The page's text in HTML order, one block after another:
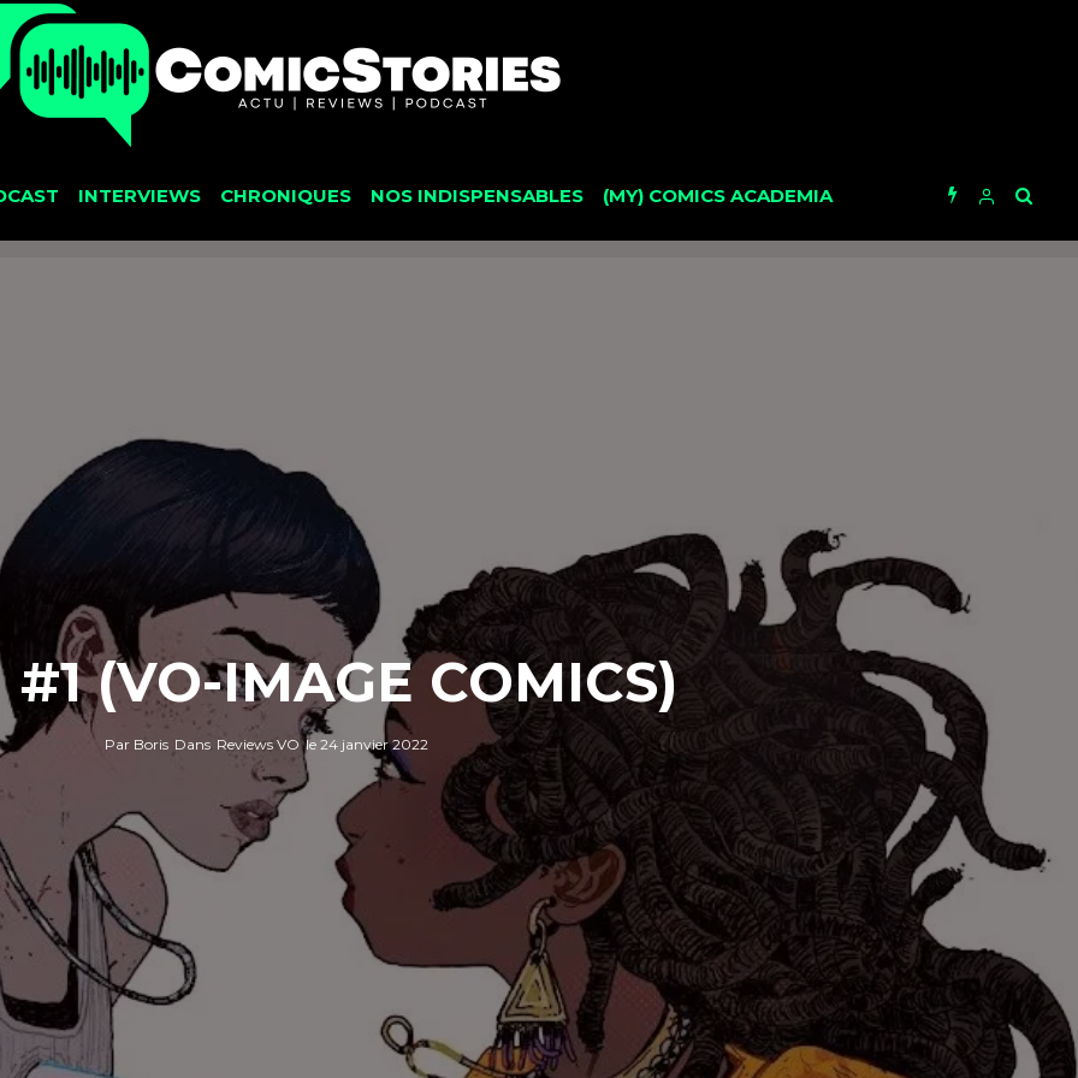
INTERVIEWS CHRONIQUES NOS INDISPENSABLES (MY) COMICS ACADEMIA
#1 (VO-IMAGE COMICS)
Par Boris Dans Reviews VO le 24 janvier 2022